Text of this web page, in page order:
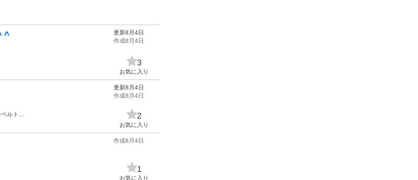
^
更新8月4日
作成8月4日
3
お気に入り
ルト…
更新8月4日
作成8月4日
2
お気に入り
作成8月4日
1
お気に入り